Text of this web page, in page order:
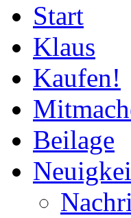
Start
Klaus
Kaufen!
Beilage